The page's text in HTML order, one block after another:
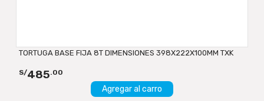
TORTUGA BASE FIJA 8T DIMENSIONES 398X222X100MM TXK
S/485.00
Agregar al carro